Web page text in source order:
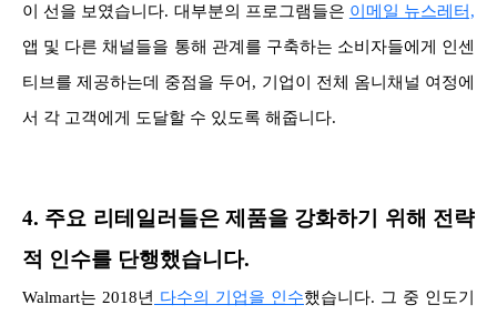
이 선을 보였습니다. 대부분의 프로그램들은 이메일 뉴스레터,
앱 및 다른 채널들을 통해 관계를 구축하는 소비자들에게 인센
티브를 제공하는데 중점을 두어, 기업이 전체 옴니채널 여정에
서 각 고객에게 도달할 수 있도록 해줍니다.
4. 주요 리테일러들은 제품을 강화하기 위해 전략
적 인수를 단행했습니다.
Walmart는 2018년 다수의 기업을 인수했습니다. 그 중 인도기